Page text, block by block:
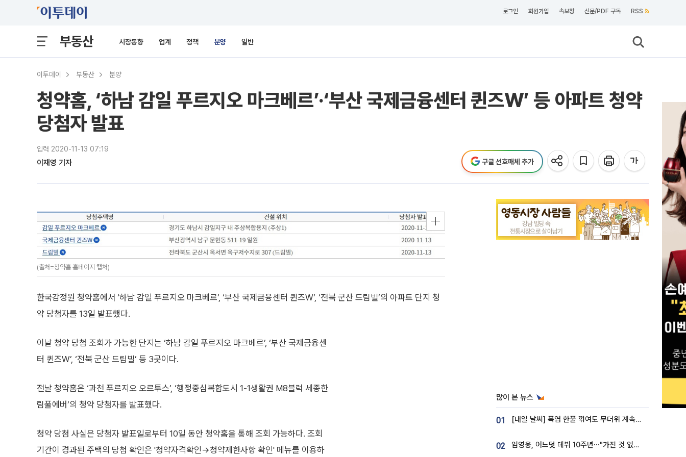
로그인 회원가입 속보창 신문/PDF 구독 RSS
부동산 시장동향 업계 정책 분양 일반
이투데이 부동산 분양
청약홈, ‘하남 감일 푸르지오 마크베르’·‘부산 국제금융센터 퀸즈W’ 등 아파트 청약
당첨자 발표
입력 2020-11-13 07:19
이재영 기자 구글 선호매체 추가
(출처=청약홈 홈페이지 캡처)
한국감정원 청약홈에서 ‘하남 감일 푸르지오 마크베르’, ‘부산 국제금융센터 퀸즈W’, ‘전북 군산 드림빌’의 아파트 단지 청
약 당첨자를 13일 발표했다.
이날 청약 당첨 조회가 가능한 단지는 ‘하남 감일 푸르지오 마크베르’, ‘부산 국제금융센
터 퀸즈W’, ‘전북 군산 드림빌’ 등 3곳이다.
전날 청약홈은 ‘과천 푸르지오 오르투스’, ‘행정중심복합도시 1-1생활권 M8블럭 세종한
림풀에버’의 청약 당첨자를 발표했다.
청약 당첨 사실은 당첨자 발표일로부터 10일 동안 청약홈을 통해 조회 가능하다. 조회
기간이 경과된 주택의 당첨 확인은 '청약자격확인→청약제한사항 확인' 메뉴를 이용하
많이 본 뉴스
01 [내일 날씨] 폭염 한풀 꺾여도 무더위 계속⋯동해안 이틀 연속 비
02 임영웅, 어느덧 데뷔 10주년⋯"가진 것 없던 시절, 내 앞엔 20명의 팬뿐"